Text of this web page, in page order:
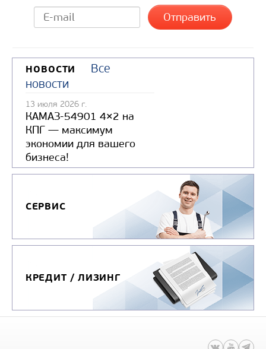
Цена по запросу
Производитель
Экологический класс
Грузоподъемность, кг
Вместимость кузова, м3
Направление разгрузки
Узнать цену
НОВОСТИ
Все
новости
13 июля 2026 г.
КАМАЗ-54901 4×2 на
КПГ — максимум
экономии для вашего
бизнеса!
СЕРВИС
КРЕДИТ / ЛИЗИНГ